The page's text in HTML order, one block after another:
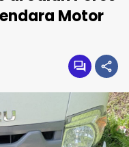
Motor